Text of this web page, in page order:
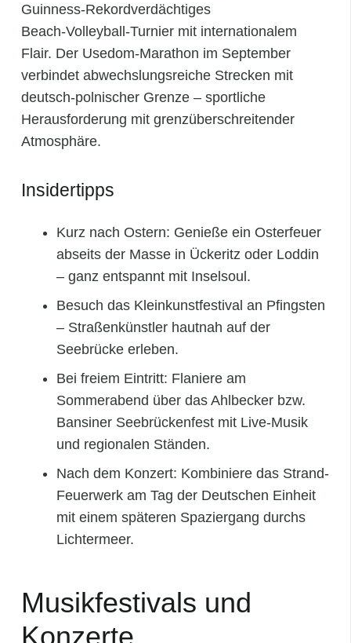
Guinness‑Rekordverdächtiges
Beach‑Volleyball‑Turnier mit internationalem
Flair. Der Usedom‑Marathon im September
verbindet abwechslungsreiche Strecken mit
deutsch‑polnischer Grenze – sportliche
Herausforderung mit grenzüberschreitender
Atmosphäre.
Insidertipps
Kurz nach Ostern: Genieße ein Osterfeuer
abseits der Masse in Ückeritz oder Loddin
– ganz entspannt mit Inselsoul.
Besuch das Kleinkunstfestival an Pfingsten
– Straßenkünstler hautnah auf der
Seebrücke erleben.
Bei freiem Eintritt: Flaniere am
Sommerabend über das Ahlbecker bzw.
Bansiner Seebrückenfest mit Live‑Musik
und regionalen Ständen.
Nach dem Konzert: Kombiniere das Strand-
Feuerwerk am Tag der Deutschen Einheit
mit einem späteren Spaziergang durchs
Lichtermeer.
Musikfestivals und
Konzerte